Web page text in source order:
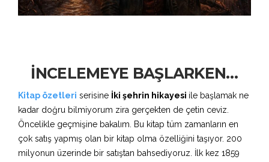
İNCELEMEYE BAŞLARKEN…
Kitap özetleri serisine İki şehrin hikayesi ile başlamak ne
kadar doğru bilmiyorum zira gerçekten de çetin ceviz.
Öncelikle geçmişine bakalım. Bu kitap tüm zamanların en
çok satış yapmış olan bir kitap olma özelliğini taşıyor. 200
milyonun üzerinde bir satıştan bahsediyoruz. İlk kez 1859